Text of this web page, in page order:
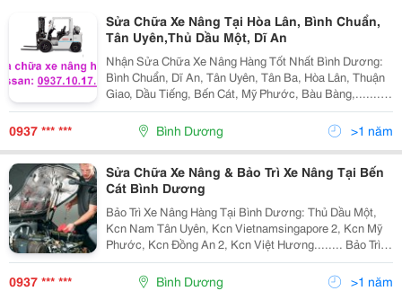
Sửa Chữa Xe Nâng Tại Hòa Lân, Bình Chuẩn,
Tân Uyên,Thủ Dầu Một, Dĩ An
Nhận Sửa Chữa Xe Nâng Hàng Tốt Nhất Bình Dương:
Bình Chuẩn, Dĩ An, Tân Uyên, Tân Ba, Hòa Lân, Thuận
Giao, Dầu Tiếng, Bến Cát, Mỹ Phước, Bàu Bàng,.......
Phân Phối Vỏ Xe Nâng Tại Bình Dương, Bình Phước,
Tây Ninh, Đồng Nai, Hồ Chí Minh, Long A
0937 *** *** Bình Dương >1 năm
Sửa Chữa Xe Nâng & Bảo Trì Xe Nâng Tại Bến
Cát Bình Dương
Bảo Trì Xe Nâng Hàng Tại Bình Dương: Thủ Dầu Một,
Kcn Nam Tân Uyên, Kcn Vietnamsingapore 2, Kcn Mỹ
Phước, Kcn Đồng An 2, Kcn Việt Hương........ Bảo Trì
Bảo Dưỡng Xe Nâng Hàng Theo Đúng Quy Định Nhà
Chế Tạo. Bán Vỏ Lốp Xe
0937 *** *** Bình Dương >1 năm